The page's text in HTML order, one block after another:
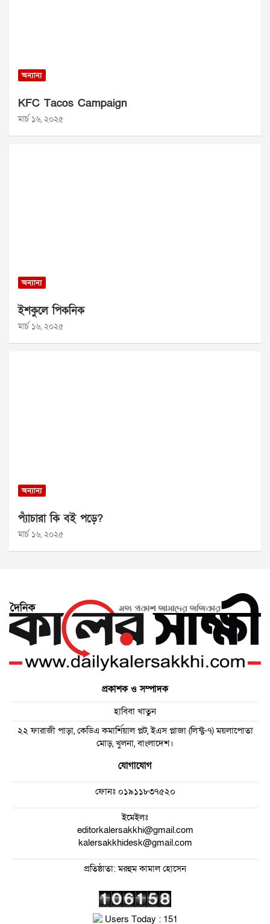
অন্যান্য
KFC Tacos Campaign
মার্চ ১৬, ২০২৫
অন্যান্য
ইশকুলে পিকনিক
মার্চ ১৬, ২০২৫
অন্যান্য
প্যাঁচারা কি বই পড়ে?
মার্চ ১৬, ২০২৫
প্রকাশক ও সম্পাদক
হাবিবা খাতুন
২২ ফারাজী পাড়া, কেডিএ কমার্শিয়াল প্লট, ইএস প্লাজা (লিফ্ট-৭) ময়লাপোতা
মোড়, খুলনা, বাংলাদেশ।
যোগাযোগ
ফোনঃ০১৯১১৮৩৭৫২০
ইমেইলঃ
editorkalersakkhi@gmail.com
kalersakkhidesk@gmail.com
প্রতিষ্ঠাতা: মরহুম কামাল হোসেন
Users Today : 151